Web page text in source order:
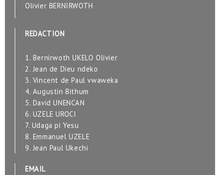
Olivier BERNIRWOTH
REDACTION
1. Bernirwoth UKELO Olivier
2. Jean de Dieu ndeko
3. Vincent de Paul vwaweka
4. Augustin Bithum
5. David UNENCAN
6. UZELE UROCI
7. Udaga pi Yesu
8. Emmanuel UZELE
9. Jean Paul Ukechi
EMAIL